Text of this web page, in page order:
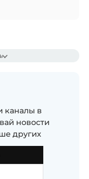
каналы в
новости
других